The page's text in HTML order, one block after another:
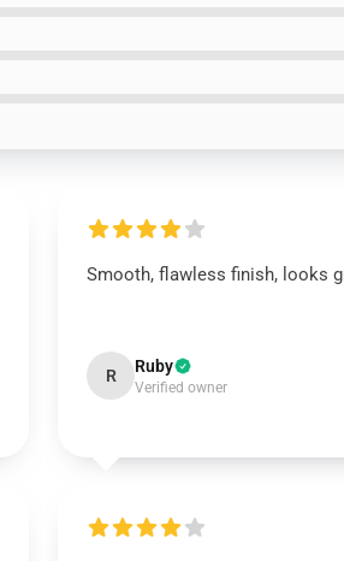
Smooth, flawless finish, looks
R Ruby
Verified owner